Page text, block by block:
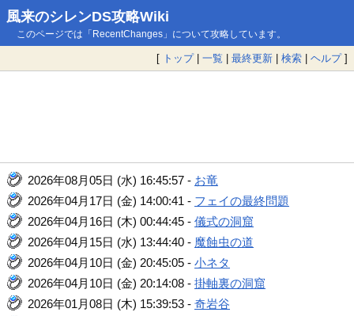
風来のシレンDS攻略Wiki
このページでは「RecentChanges」について攻略しています。
[ トップ| 一覧 | 最終更新 | 検索 | ヘルプ]
2026年08月05日 (水) 16:45:57 - お竜
2026年04月17日 (金) 14:00:41 - フェイの最終問題
2026年04月16日 (木) 00:44:45 -儀式の洞窟
2026年04月15日 (水) 13:44:40 - 魔蝕虫の道
2026年04月10日 (金) 20:45:05 -小ネタ
2026年04月10日 (金) 20:14:08 -掛軸裏の洞窟
2026年01月08日 (木) 15:39:53 -奇岩谷